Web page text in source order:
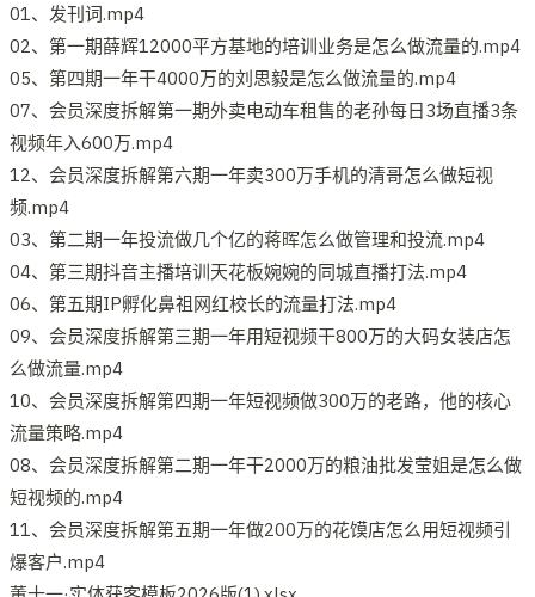
01、发刊词.mp4
02、第一期薛辉12000平方基地的培训业务是怎么做流量的.mp4
05、第四期一年干4000万的刘思毅是怎么做流量的.mp4
07、会员深度拆解第一期外卖电动车租售的老孙每日3场直播3条
视频年入600万.mp4
12、会员深度拆解第六期一年卖300万手机的清哥怎么做短视
频.mp4
03、第二期一年投流做几个亿的蒋晖怎么做管理和投流.mp4
04、第三期抖音主播培训天花板婉婉的同城直播打法.mp4
06、第五期IP孵化鼻祖网红校长的流量打法.mp4
09、会员深度拆解第三期一年用短视频干800万的大码女装店怎
么做流量.mp4
10、会员深度拆解第四期一年短视频做300万的老路，他的核心
流量策略.mp4
08、会员深度拆解第二期一年干2000万的粮油批发莹姐是怎么做
短视频的.mp4
11、会员深度拆解第五期一年做200万的花馍店怎么用短视频引
爆客户.mp4